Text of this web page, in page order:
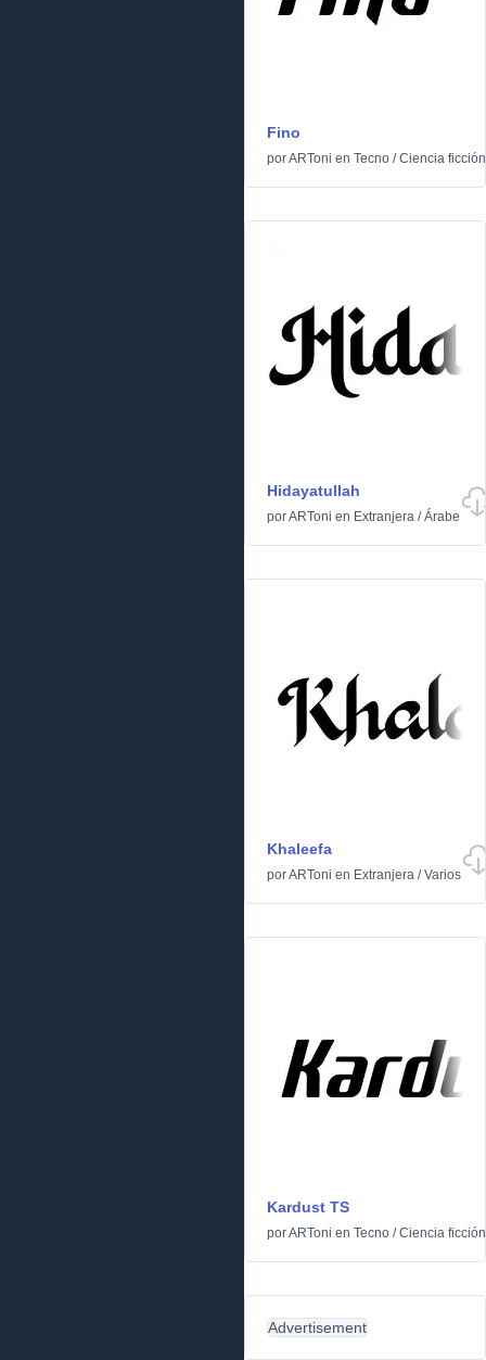
Fino
porARToni en Tecno /Ciencia ficción
Hidayatullah
porARToni en Extranjera /Árabe
Khaleefa
porARToni en Extranjera /Varios
Kardust TS
porARToni en Tecno /Ciencia ficción
Advertisement